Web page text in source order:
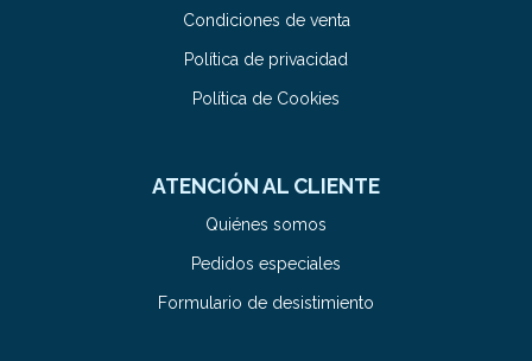
Condiciones de venta
Política de privacidad
Política de Cookies
ATENCIÓN AL CLIENTE
Quiénes somos
Pedidos especiales
Formulario de desistimiento